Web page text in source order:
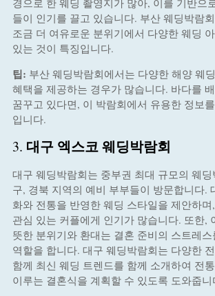
경으로 한 웨딩 촬영지가 많아, 이를 기반으
들이 인기를 끌고 있습니다. 부산 웨딩박람
조금 더 여유로운 분위기에서 다양한 웨딩
있는 것이 특징입니다.
팁: 부산 웨딩박람회에서는 다양한 해양 웨
혜택을 제공하는 경우가 많습니다. 바다를
꿈꾸고 있다면, 이 박람회에서 유용한 정보
입니다.
3. 대구 엑스코 웨딩박람회
대구 웨딩박람회는 중부권 최대 규모의 웨
구, 경북 지역의 예비 부부들이 방문합니다.
화와 전통을 반영한 웨딩 스타일을 제안하
관심 있는 커플에게 인기가 많습니다. 또한,
뜻한 분위기와 환대는 결혼 준비의 스트레
역할을 합니다. 대구 웨딩박람회는 다양한
함께 최신 웨딩 트렌드를 함께 소개하여 전
이루는 결혼식을 계획할 수 있도록 도와줍니